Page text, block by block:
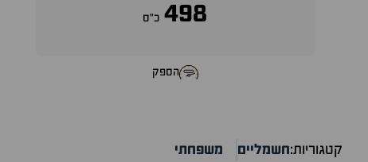
498 כ״ס
הספק
קטגוריות:חשמליים משפחתי